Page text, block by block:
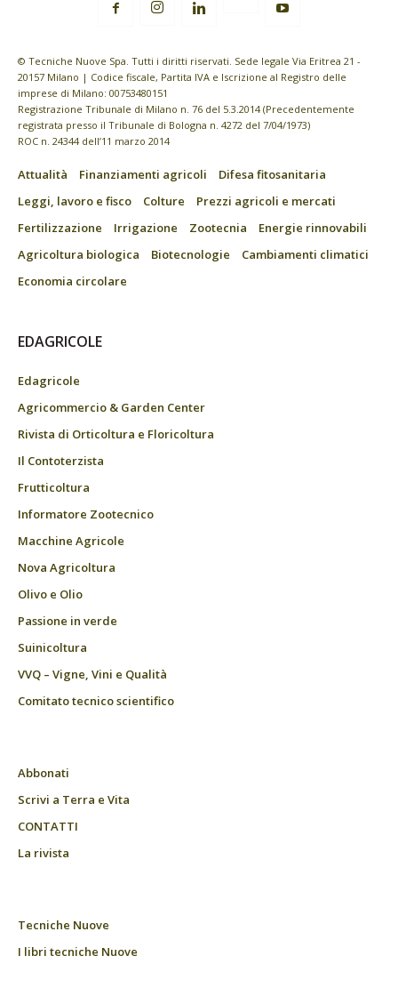
© Tecniche Nuove Spa. Tutti i diritti riservati. Sede legale Via Eritrea 21 -
20157 Milano | Codice fiscale, Partita IVA e Iscrizione al Registro delle
imprese di Milano: 00753480151
Registrazione Tribunale di Milano n. 76 del 5.3.2014 (Precedentemente
registrata presso il Tribunale di Bologna n. 4272 del 7/04/1973)
ROC n. 24344 dell’11 marzo 2014
Attualità Finanziamenti agricoli
Difesa fitosanitaria
Leggi, lavoro e fisco
Colture
Prezzi agricoli e mercati
Fertilizzazione
Irrigazione Zootecnia
Energie rinnovabili
Agricoltura biologica
Biotecnologie
Cambiamenti climatici
Economia circolare
EDAGRICOLE
Edagricole
Agricommercio & Garden Center
Rivista di Orticoltura e Floricoltura
Il Contoterzista
Frutticoltura
Informatore Zootecnico
Macchine Agricole
Nova Agricoltura
Olivo e Olio
Passione in verde
Suinicoltura
VVQ – Vigne, Vini e Qualità
Comitato tecnico scientifico
Abbonati
Scrivi a Terra e Vita
CONTATTI
La rivista
Tecniche Nuove
I libri tecniche Nuove